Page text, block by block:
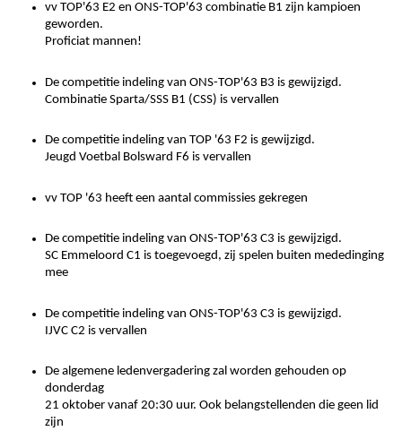
vv TOP'63 E2 en ONS-TOP'63 combinatie B1 zijn kampioen
geworden.
Proficiat mannen!
De competitie indeling van ONS-TOP'63 B3 is gewijzigd.
Combinatie Sparta/SSS B1 (CSS) is vervallen
De competitie indeling van TOP '63 F2 is gewijzigd.
Jeugd Voetbal Bolsward F6 is vervallen
vv TOP '63 heeft een aantal commissies gekregen
De competitie indeling van ONS-TOP'63 C3 is gewijzigd.
SC Emmeloord C1 is toegevoegd, zij spelen buiten mededinging
mee
De competitie indeling van ONS-TOP'63 C3 is gewijzigd.
IJVC C2 is vervallen
De algemene ledenvergadering zal worden gehouden op
donderdag
21 oktober vanaf 20:30 uur. Ook belangstellenden die geen lid
zijn